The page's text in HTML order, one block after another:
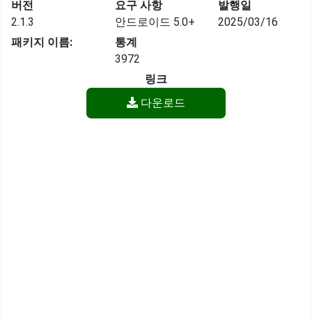
버전
2.1.3
요구 사항
안드로이드 5.0+
발행일
2025/03/16
패키지 이름:
통계
3972
링크
다운로드